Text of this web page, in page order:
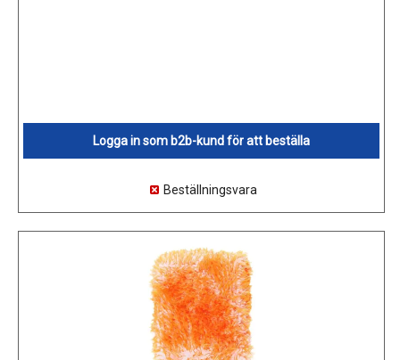
Logga in som b2b-kund för att beställa
Beställningsvara